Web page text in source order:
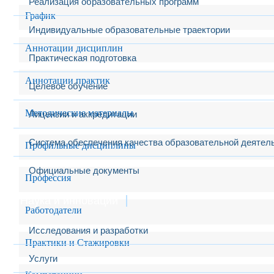
Индивидуальные образовательные траектории
Практическая подготовка
Целевое обучение
Лицензии и аккредитации
Система обеспечения качества образовательной
Официальные документы
Исследования и разработки
Услуги
График
Аннотации дисциплин
Аннотации практик
Методические материалы
Профильные дисциплины
Профессия
Работодатели
Практики и Стажировки